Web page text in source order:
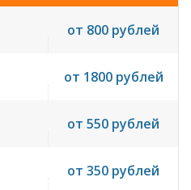
от 800 рублей
от 1800 рублей
от 550 рублей
от 350 рублей